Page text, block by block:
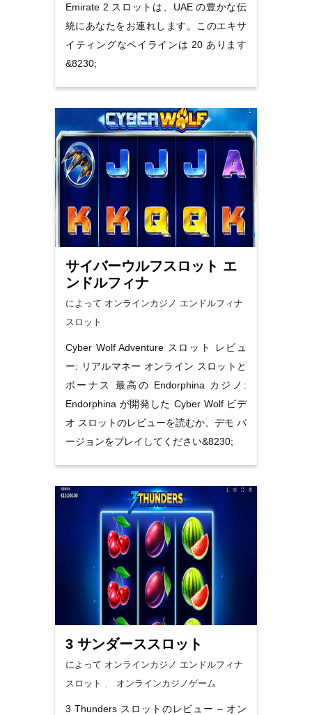
Emirate 2 スロットは、UAE の豊かな伝
統にあなたをお連れします。このエキサ
イティングなペイラインは 20 あります
&8230;
サイバーウルフスロット エ
ンドルフィナ
によって オンラインカジノ エンドルフィナ
スロット
Cyber​​ Wolf Adventure スロット レビュ
ー: リアルマネー オンライン スロットと
ボーナス 最高の Endorphina カジノ:
Endorphina が開発した Cyber​​ Wolf ビデ
オ スロットのレビューを読むか、デモ バ
ージョンをプレイしてください&8230;
3 サンダーススロット
によって オンラインカジノ エンドルフィナ
スロット
オンラインカジノゲーム
3 Thunders スロットのレビュー – オン